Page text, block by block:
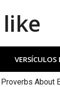
Proverbs About